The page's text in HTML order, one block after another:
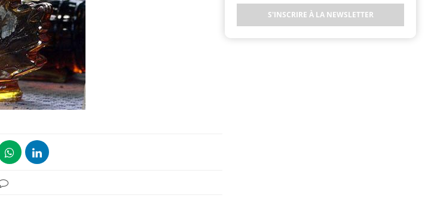
S'INSCRIRE À LA NEWSLETTER